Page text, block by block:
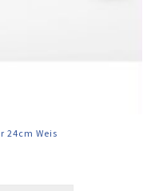
24cm Weis